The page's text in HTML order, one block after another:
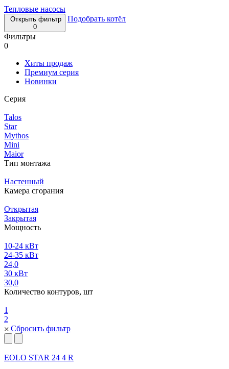
Тепловые насосы
Открыть фильтр
0
Подобрать котёл
Фильтры
0
Хиты продаж
Премиум серия
Новинки
Серия
Talos
Star
Mythos
Mini
Maior
Тип монтажа
Настенный
Камера сгорания
Открытая
Закрытая
Мощность
10-24 кВт
24-35 кВт
24,0
30 кВт
30,0
Количество контуров, шт
1
2
Сбросить фильтр
EOLO STAR 24 4 R